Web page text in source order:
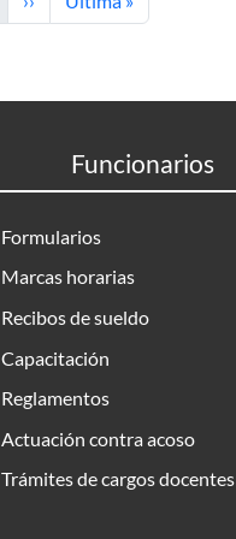
Funcionarios
Formularios
Marcas horarias
Recibos de sueldo
Capacitación
Reglamentos
Actuación contra acoso
Trámites de cargos docentes